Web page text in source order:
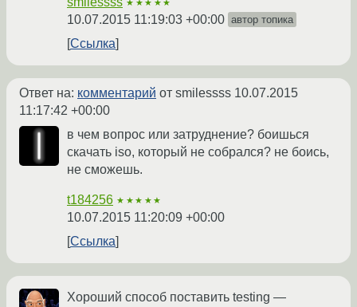
★★★★★
10.07.2015 11:19:03 +00:00 автор топика
Ссылка
Ответ на: комментарий от smilessss 10.07.2015
11:17:42 +00:00
в чем вопрос или затруднение? боишься
скачать iso, который не собрался? не боись,
не сможешь.
t184256 ★★★★★
10.07.2015 11:20:09 +00:00
Ссылка
Хороший способ поставить testing —